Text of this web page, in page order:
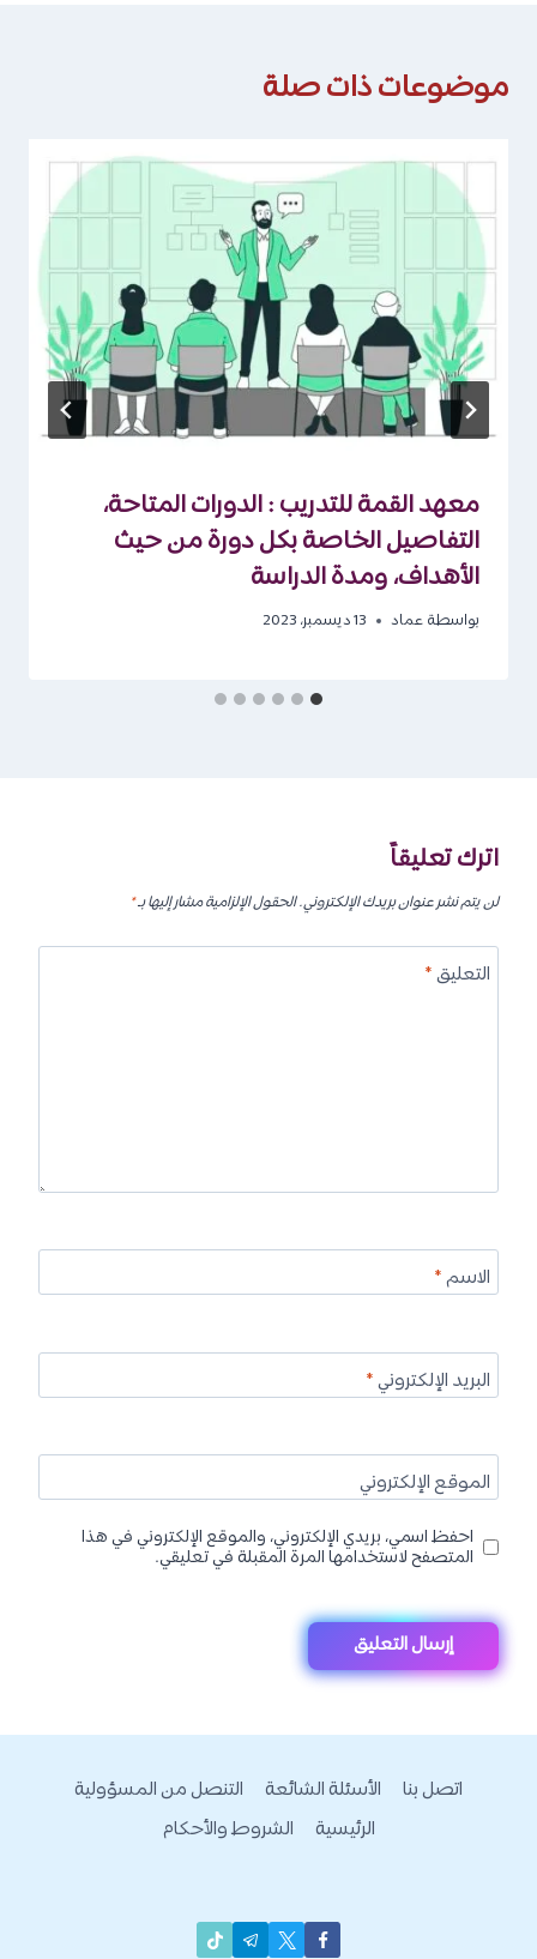
موضوعات ذات صلة
معهد القمة للتدريب : الدورات المتاحة،
التفاصيل الخاصة بكل دورة من حيث
الأهداف، ومدة الدراسة
بواسطة عماد 13 ديسمبر، 2023
اترك تعليقاً
لن يتم نشر عنوان بريدك الإلكتروني.الحقول الإلزامية مشار إليها بـ*
التعليق*
الاسم*
البريد الإلكتروني*
الموقع الإلكتروني
احفظ اسمي، بريدي الإلكتروني، والموقع الإلكتروني في هذا
المتصفح لاستخدامها المرة المقبلة في تعليقي.
اتصل بنا الأسئلة الشائعة
التنصل من المسؤولية
الرئيسية
الشروط والأحكام